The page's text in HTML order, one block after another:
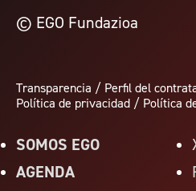
© EGO Fundazioa
Transparencia / Perfil del
Política de privacidad / Política
SOMOS EGO
AGENDA